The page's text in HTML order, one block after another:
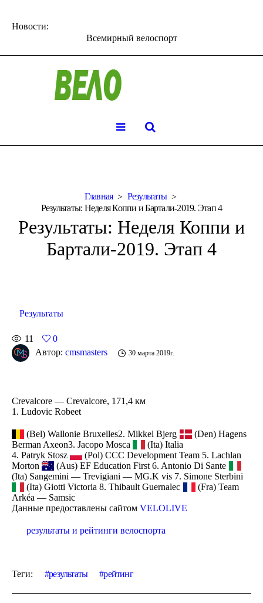
Новости:
Всемирный велоспорт
Главная
Результаты
Результаты: Неделя Коппи и Бартали-2019. Этап 4
Результаты: Неделя Коппи и
Бартали-2019. Этап 4
Результаты
11
0
Автор: cmsmasters 30 марта 2019г.
Crevalcore — Crevalcore, 171,4 км
1. Ludovic Robeet
(Bel) Wallonie Bruxelles2. Mikkel Bjerg
(Den) Hagens
Berman Axeon3. Jacopo Mosca
(Ita) Italia
4. Patryk Stosz
(Pol) CCC Development Team 5. Lachlan
Morton
(Aus) EF Education First 6. Antonio Di Sante
(Ita) Sangemini — Trevigiani — MG.K vis 7. Simone Sterbini
(Ita) Giotti Victoria 8. Thibault Guernalec
(Fra) Team
Arkéa — Samsic
Данные предоставлены сайтом VELOLIVE
результаты и рейтинги велоспорта
Теги: результаты рейтинг